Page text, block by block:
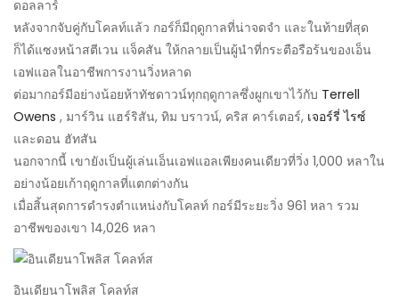
ดอลลาร์
หลังจากจับคู่กับโคลท์แล้ว กอร์ก็มีฤดูกาลที่น่าจดจำ และในท้ายที่สุด
ก็ได้แซงหน้าสตีเวน แจ็คสัน ให้กลายเป็นผู้นำที่กระตือรือร้นของเอ็น
เอฟแอลในอาชีพการงานวิ่งหลาด
ต่อมากอร์มีอย่างน้อยห้าทัชดาวน์ทุกฤดูกาลซึ่งผูกเขาไว้กับ Terrell
Owens , มาร์วิน แฮร์ริสัน, ทิม บราวน์, คริส คาร์เตอร์, เจอร์รี่ ไรซ์
และดอน ฮัทสัน
นอกจากนี้ เขายังเป็นผู้เล่นเอ็นเอฟแอลเพียงคนเดียวที่วิ่ง 1,000 หลาใน
อย่างน้อยเก้าฤดูกาลที่แตกต่างกัน
เมื่อสิ้นสุดการดำรงตำแหน่งกับโคลท์ กอร์มีระยะวิ่ง 961 หลา รวม
อาชีพของเขา 14,026 หลา
อินเดียนาโพลิส โคลท์ส